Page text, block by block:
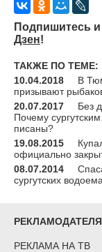
Подпишитесь и
Дзен!
ТАКЖЕ ПО ТЕМЕ:
10.04.2018
В
призывают
20.07.2017
Без
Почему
писаны?
19.08.2015
официально
08.07.2014
сургутских
РЕКЛАМА НА ТВ